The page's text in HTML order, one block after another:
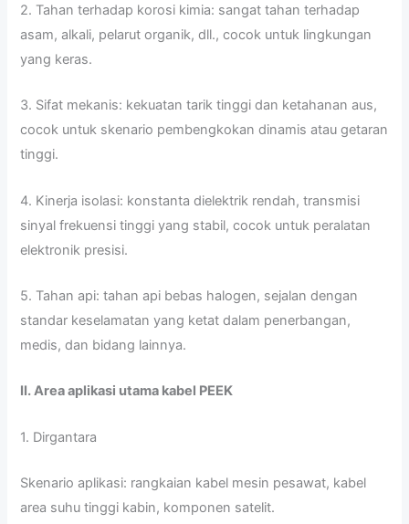
2. Tahan terhadap korosi kimia: sangat tahan terhadap
asam, alkali, pelarut organik, dll., cocok untuk lingkungan
yang keras.
3. Sifat mekanis: kekuatan tarik tinggi dan ketahanan aus,
cocok untuk skenario pembengkokan dinamis atau getaran
tinggi.
4. Kinerja isolasi: konstanta dielektrik rendah, transmisi
sinyal frekuensi tinggi yang stabil, cocok untuk peralatan
elektronik presisi.
5. Tahan api: tahan api bebas halogen, sejalan dengan
standar keselamatan yang ketat dalam penerbangan,
medis, dan bidang lainnya.
II. Area aplikasi utama kabel PEEK
1. Dirgantara
Skenario aplikasi: rangkaian kabel mesin pesawat, kabel
area suhu tinggi kabin, komponen satelit.